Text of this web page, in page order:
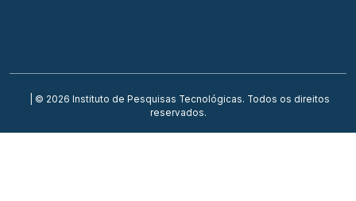
| © 2026 Instituto de Pesquisas Tecnológicas. Todos os direitos
reservados.